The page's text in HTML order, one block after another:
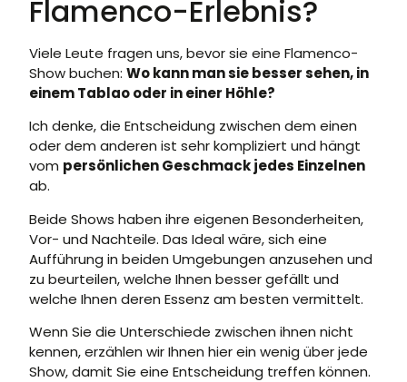
Flamenco-Erlebnis?
Viele Leute fragen uns, bevor sie eine Flamenco-
Show buchen: Wo kann man sie besser sehen, in
einem Tablao oder in einer Höhle?
Ich denke, die Entscheidung zwischen dem einen
oder dem anderen ist sehr kompliziert und hängt
vom persönlichen Geschmack jedes Einzelnen
ab.
Beide Shows haben ihre eigenen Besonderheiten,
Vor- und Nachteile. Das Ideal wäre, sich eine
Aufführung in beiden Umgebungen anzusehen und
zu beurteilen, welche Ihnen besser gefällt und
welche Ihnen deren Essenz am besten vermittelt.
Wenn Sie die Unterschiede zwischen ihnen nicht
kennen, erzählen wir Ihnen hier ein wenig über jede
Show, damit Sie eine Entscheidung treffen können.